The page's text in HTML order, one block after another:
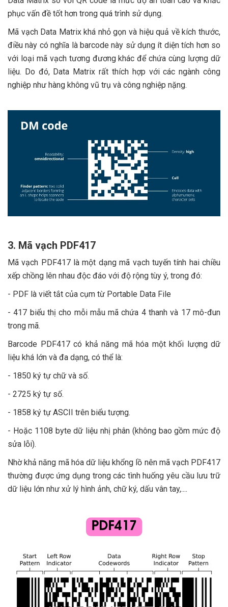
phục vấn đề tốt hơn trong quá trình sử dụng.
Mã vạch Data Matrix khá nhỏ gọn và hiệu quả về kích thước,
điều này có nghĩa là barcode này sử dụng ít diện tích hơn so
với loại mã vạch tương đương khác để chứa cùng lượng dữ
liệu. Do đó, Data Matrix rất thích hợp với các ngành công
nghiệp như hàng không vũ trụ và công nghiệp nặng.
3. Mã vạch PDF417
Mã vạch PDF417 là một dạng mã vạch tuyến tính hai chiều
xếp chồng lên nhau độc đáo với độ rộng tùy ý, trong đó:
- PDF là viết tắt của cụm từ Portable Data File
- 417 biểu thị cho mỗi mẫu mã chứa 4 thanh và 17 mô-đun
trong mã.
Barcode PDF417 có khả năng mã hóa một khối lượng dữ
liệu khá lớn và đa dạng, có thể là:
- 1850 ký tự chữ và số.
- 2725 ký tự số.
- 1858 ký tự ASCII trên biểu tượng.
- Hoặc 1108 byte dữ liệu nhị phân (không bao gồm mức độ
sửa lỗi).
Nhờ khả năng mã hóa dữ liệu khổng lồ nên mã vạch PDF417
thường được ứng dụng trong các tình huống yêu cầu lưu trữ
dữ liệu lớn như xử lý hình ảnh, chữ ký, dấu vân tay,....